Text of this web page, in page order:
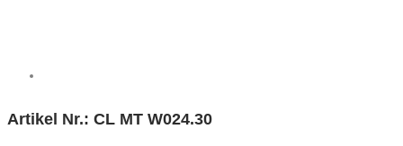
Artikel Nr.: CL MT W024.30